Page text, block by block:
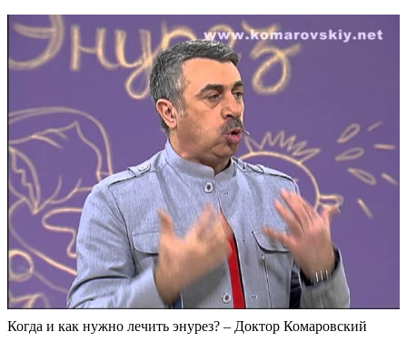
Когда и как нужно лечить энурез? – Доктор Комаровский